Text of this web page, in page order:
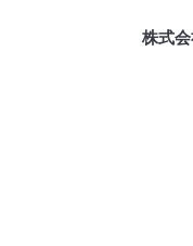
株式